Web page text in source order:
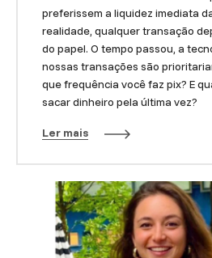
preferissem a liquidez imediata
realidade, qualquer transação
do papel. O tempo passou, a
nossas transações são
que frequência você faz pix? E
sacar dinheiro pela última vez?
Ler mais